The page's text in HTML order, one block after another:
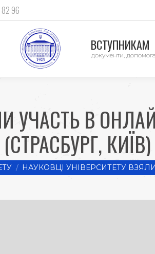
82 96
ВСТУПНИКАМ
документи,
УЧАСТЬ В
(СТРАСБУРГ, КИЇВ)
НАУКОВЦІ УНІВЕРСИТЕТУ